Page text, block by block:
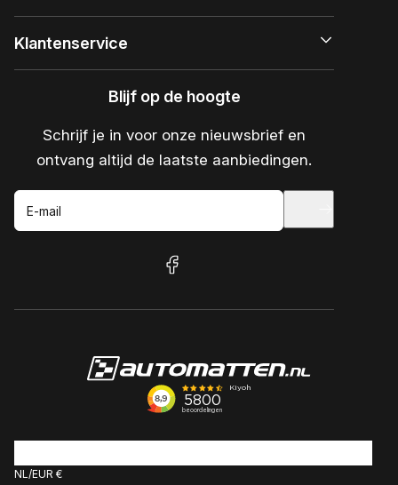
Klantenservice
Blijf op de hoogte
Schrijf je in voor onze nieuwsbrief en
ontvang altijd de laatste aanbiedingen.
E-mail
facebook
NL EUR €